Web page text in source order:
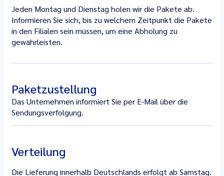
Jeden Montag und Dienstag holen wir die Pakete ab.
Informieren Sie sich, bis zu welchem ​​Zeitpunkt die Pakete
in den Filialen sein müssen, um eine Abholung zu
gewährleisten.
Paketzustellung
Das Unternehmen informiert Sie per E-Mail über die
Sendungsverfolgung.
Verteilung
Die Lieferung innerhalb Deutschlands erfolgt ab Samstag.